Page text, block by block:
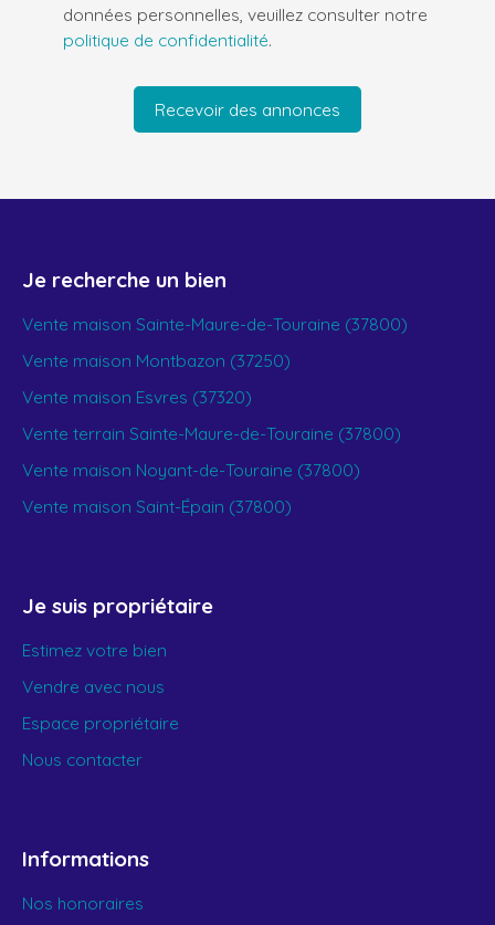
données personnelles, veuillez consulter notre
politique de confidentialité.
Recevoir des annonces
Je recherche un bien
Vente maison Sainte-Maure-de-Touraine (37800)
Vente maison Montbazon (37250)
Vente maison Esvres (37320)
Vente terrain Sainte-Maure-de-Touraine (37800)
Vente maison Noyant-de-Touraine (37800)
Vente maison Saint-Épain (37800)
Je suis propriétaire
Estimez votre bien
Vendre avec nous
Espace propriétaire
Nous contacter
Informations
Nos honoraires